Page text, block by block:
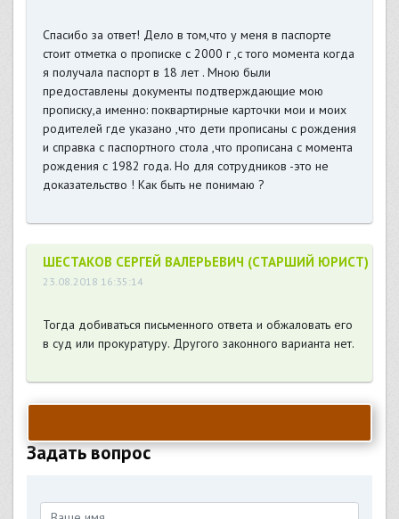
Спасибо за ответ! Дело в том,что у меня в паспорте
стоит отметка о прописке с 2000 г ,с того момента когда
я получала паспорт в 18 лет . Мною были
предоставлены документы подтверждающие мою
прописку,а именно: поквартирные карточки мои и моих
родителей где указано ,что дети прописаны с рождения
и справка с паспортного стола ,что прописана с момента
рождения с 1982 года. Но для сотрудников -это не
доказательство ! Как быть не понимаю ?
ШЕСТАКОВ СЕРГЕЙ ВАЛЕРЬЕВИЧ (СТАРШИЙ ЮРИСТ)
23.08.2018 16:35:14
Тогда добиваться письменного ответа и обжаловать его
в суд или прокуратуру. Другого законного варианта нет.
Задать вопрос